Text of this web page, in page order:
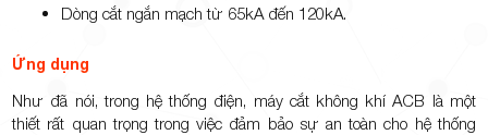
Dòng cắt ngắn mạch từ 65kA đến 120kA.
Ứng dụng
Như đã nói, trong hệ thống điện, máy cắt không khí ACB là một
thiết rất quan trọng trong việc đảm bảo sự an toàn cho hệ thống